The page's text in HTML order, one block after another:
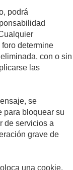
podrá
determine
con o sin
las
se
para bloquear su
de servicios a
grave de
una cookie,